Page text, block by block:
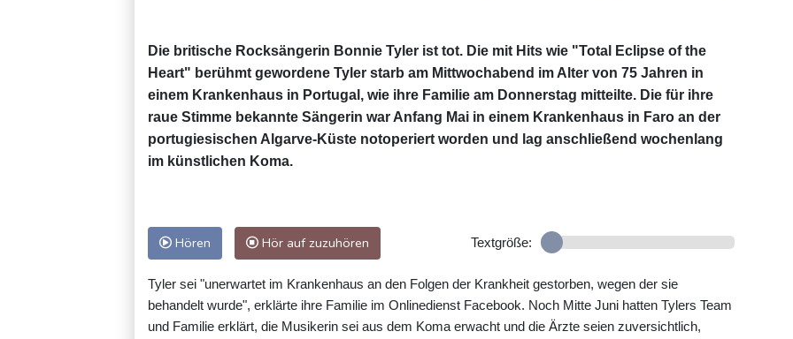
Die britische Rocksängerin Bonnie Tyler ist tot. Die mit Hits wie "Total Eclipse of the
Heart" berühmt gewordene Tyler starb am Mittwochabend im Alter von 75 Jahren in
einem Krankenhaus in Portugal, wie ihre Familie am Donnerstag mitteilte. Die für ihre
raue Stimme bekannte Sängerin war Anfang Mai in einem Krankenhaus in Faro an der
portugiesischen Algarve-Küste notoperiert worden und lag anschließend wochenlang
im künstlichen Koma.
Hören Hör auf zuzuhören Textgröße:
Tyler sei "unerwartet im Krankenhaus an den Folgen der Krankheit gestorben, wegen der sie
behandelt wurde", erklärte ihre Familie im Onlinedienst Facebook. Noch Mitte Juni hatten Tylers Team
und Familie erklärt, die Musikerin sei aus dem Koma erwacht und die Ärzte seien zuversichtlich,